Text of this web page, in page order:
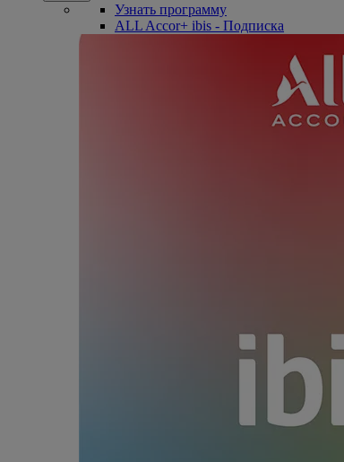
Узнать программу
ALL Accor+ ibis - Подписка